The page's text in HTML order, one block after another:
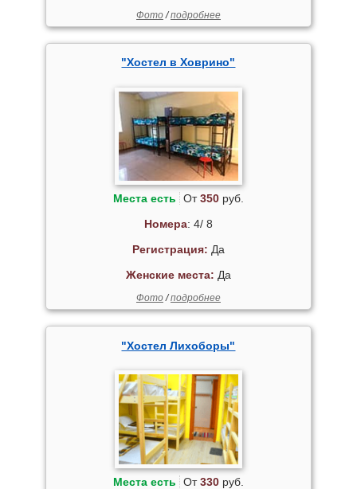
Фото/подробнее
"Хостел в Ховрино"
Места есть От350руб.
Номера: 4/ 8
Регистрация: Да
Женские места: Да
Фото/подробнее
"Хостел Лихоборы"
Места есть От330руб.